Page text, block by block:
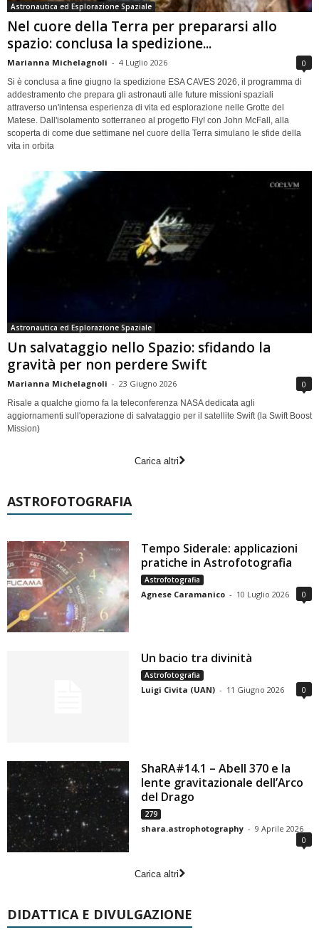
Astronautica ed Esplorazione Spaziale
Nel cuore della Terra per prepararsi allo
spazio: conclusa la spedizione...
Marianna Michelagnoli - 4 Luglio 2026 0
Si è conclusa a fine giugno la spedizione ESA CAVES 2026, il programma di
addestramento che prepara gli astronauti alle future missioni spaziali
attraverso un'intensa esperienza di vita ed esplorazione nelle Grotte del
Matese. Dall'isolamento sotterraneo al progetto Fly! con John McFall, alla
scoperta di come due settimane nel cuore della Terra simulano le sfide della
vita in orbita
Astronautica ed Esplorazione Spaziale
Un salvataggio nello Spazio: sfidando la
gravità per non perdere Swift
Marianna Michelagnoli - 23 Giugno 2026 0
Risale a qualche giorno fa la teleconferenza NASA dedicata agli
aggiornamenti sull'operazione di salvataggio per il satellite Swift (la Swift Boost
Mission)
Carica altri
ASTROFOTOGRAFIA
Tempo Siderale: applicazioni
pratiche in Astrofotografia
Astrofotografia
Agnese Caramanico - 10 Luglio 2026 0
Un bacio tra divinità
Astrofotografia
Luigi Civita (UAN) - 11 Giugno 2026 0
ShaRA#14.1 – Abell 370 e la
lente gravitazionale dell’Arco
del Drago
279
shara.astrophotography - 9 Aprile 2026
0
Carica altri
DIDATTICA E DIVULGAZIONE